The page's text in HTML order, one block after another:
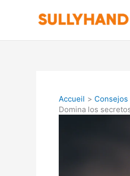
Accueil
Domina los